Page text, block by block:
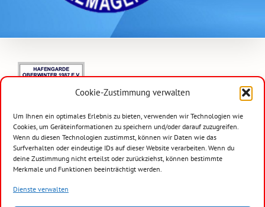
Cookie-Zustimmung verwalten
Um Ihnen ein optimales Erlebnis zu bieten, verwenden wir Technologien wie
Cookies, um Geräteinformationen zu speichern und/oder darauf zuzugreifen.
Wenn du diesen Technologien zustimmst, können wir Daten wie das
Surfverhalten oder eindeutige IDs auf dieser Website verarbeiten. Wenn du
deine Zustimmung nicht erteilst oder zurückziehst, können bestimmte
Merkmale und Funktionen beeinträchtigt werden.
Dienste verwalten